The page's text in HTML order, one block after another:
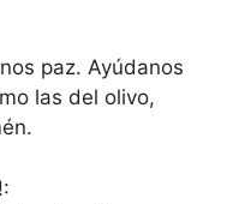
paz. Ayúdanos
las del olivo,